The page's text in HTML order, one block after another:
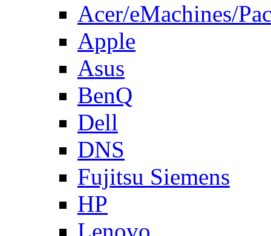
Acer/eMachines/
Apple
Asus
BenQ
Dell
DNS
Fujitsu Siemens
HP
Lenovo